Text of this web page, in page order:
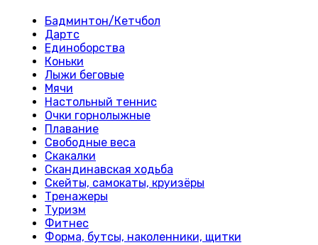
Бадминтон/Кетчбол
Дартс
Единоборства
Коньки
Лыжи беговые
Мячи
Настольный теннис
Очки горнолыжные
Плавание
Свободные веса
Скакалки
Скандинавская ходьба
Скейты, самокаты, круизёры
Тренажеры
Туризм
Фитнес
Форма, бутсы, наколенники, щитки